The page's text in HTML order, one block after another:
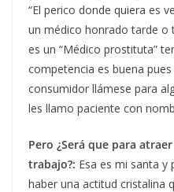
“El perico donde quiera es
un médico honrado tarde o
es un “Médico prostituta”
competencia es buena
consumidor llámese para
les llamo paciente con
Pero ¿Será que para
trabajo?: Esa es mi santa y
haber una actitud cristalina